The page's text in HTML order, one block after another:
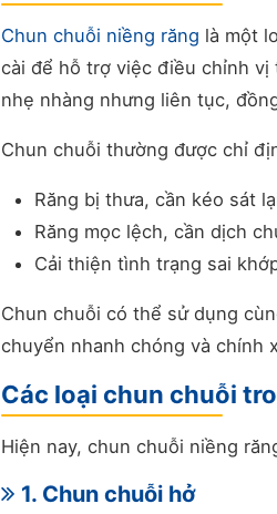
Chun chuỗi niềng răng là một
cài để hỗ trợ việc điều chỉnh vị
nhẹ nhàng nhưng liên tục,
Chun chuỗi thường được chỉ
Răng bị thưa, cần kéo sát
Răng mọc lệch, cần dịch
Cải thiện tình trạng sai
Chun chuỗi có thể sử dụng
chuyển nhanh chóng và chính
Các loại chun chuỗi
Hiện nay, chun chuỗi niềng
1. Chun chuỗi hở